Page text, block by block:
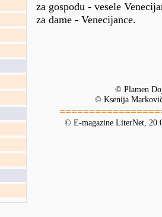
za gospodu - vesele
za dame - Venecijance.
© Plamen
© Ksenija
© E-magazine LiterNet,